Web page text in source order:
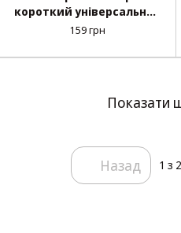
короткий універсальний
"YF 26" - кріплення
159 грн
Показати
Назад 1 з 2